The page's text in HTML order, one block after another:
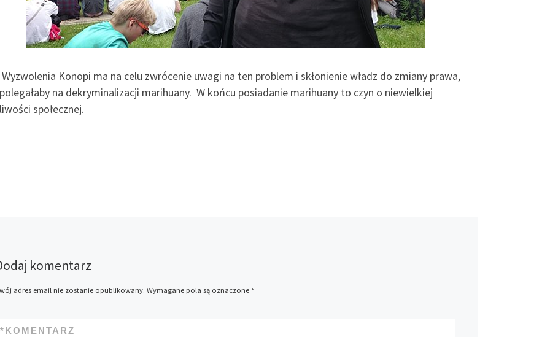
Konopi ma na celu zwrócenie uwagi na ten problem i skłonienie władz do zmiany prawa,
na dekryminalizacji marihuany. W końcu posiadanie marihuany to czyn o niewielkiej
społecznej.
komentarz
adres email nie zostanie opublikowany. Wymagane pola są oznaczone *
KOMENTARZ
*